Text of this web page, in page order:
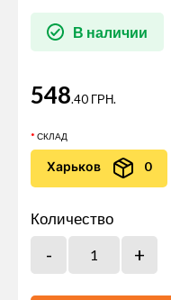
В наличии
548.40 ГРН.
СКЛАД
Харьков 0
Количество